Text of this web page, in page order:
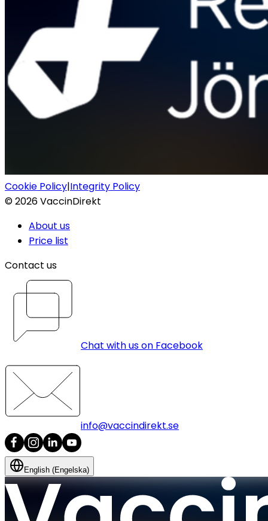
Cookie Policy|Integrity Policy
©2026VaccinDirekt
About us
Price list
Contact us
Chat with us on Facebook
info@vaccindirekt.se
English (Engelska)